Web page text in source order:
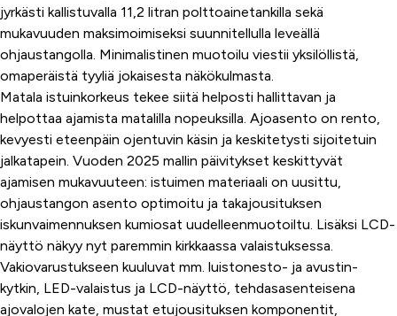
jyrkästi kallistuvalla 11,2 litran polttoainetankilla sekä
mukavuuden maksimoimiseksi suunnitellulla leveällä
ohjaustangolla. Minimalistinen muotoilu viestii yksilöllistä,
omaperäistä tyyliä jokaisesta näkökulmasta.
Matala istuinkorkeus tekee siitä helposti hallittavan ja
helpottaa ajamista matalilla nopeuksilla. Ajoasento on rento,
kevyesti eteenpäin ojentuvin käsin ja keskitetysti sijoitetuin
jalkatapein. Vuoden 2025 mallin päivitykset keskittyvät
ajamisen mukavuuteen: istuimen materiaali on uusittu,
ohjaustangon asento optimoitu ja takajousituksen
iskunvaimennuksen kumiosat uudelleenmuotoiltu. Lisäksi LCD-
näyttö näkyy nyt paremmin kirkkaassa valaistuksessa.
Vakiovarustukseen kuuluvat mm. luistonesto- ja avustin-
kytkin, LED-valaistus ja LCD-näyttö, tehdasasenteisena
ajovalojen kate, mustat etujousituksen komponentit,